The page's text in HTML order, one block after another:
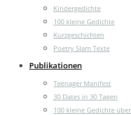
Kindergedichte
100 kleine Gedichte
Kurzgeschichten
Poetry Slam Texte
Publikationen
Teenager Manifest
30 Dates in 30 Tagen
100 kleine Gedichte